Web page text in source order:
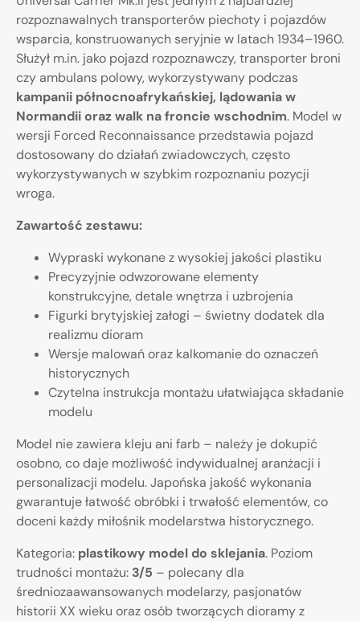
rozpoznawalnych transporterów piechoty i pojazdów
wsparcia, konstruowanych seryjnie w latach 1934–1960.
Służył m.in. jako pojazd rozpoznawczy, transporter broni
czy ambulans polowy, wykorzystywany podczas
kampanii północnoafrykańskiej, lądowania w
Normandii oraz walk na froncie wschodnim. Model w
wersji Forced Reconnaissance przedstawia pojazd
dostosowany do działań zwiadowczych, często
wykorzystywanych w szybkim rozpoznaniu pozycji
wroga.
Zawartość zestawu:
Wypraski wykonane z wysokiej jakości plastiku
Precyzyjnie odwzorowane elementy
konstrukcyjne, detale wnętrza i uzbrojenia
Figurki brytyjskiej załogi – świetny dodatek dla
realizmu dioram
Wersje malowań oraz kalkomanie do oznaczeń
historycznych
Czytelna instrukcja montażu ułatwiająca składanie
modelu
Model nie zawiera kleju ani farb – należy je dokupić
osobno, co daje możliwość indywidualnej aranżacji i
personalizacji modelu. Japońska jakość wykonania
gwarantuje łatwość obróbki i trwałość elementów, co
doceni każdy miłośnik modelarstwa historycznego.
Kategoria: plastikowy model do sklejania. Poziom
trudności montażu: 3/5 – polecany dla
średniozaawansowanych modelarzy, pasjonatów
historii XX wieku oraz osób tworzących dioramy z